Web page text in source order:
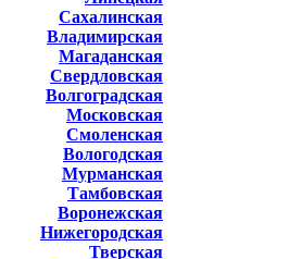
Сахалинская
Владимирская
Магаданская
Свердловская
Волгоградская
Московская
Смоленская
Вологодская
Мурманская
Тамбовская
Воронежская
Нижегородская
Тверская